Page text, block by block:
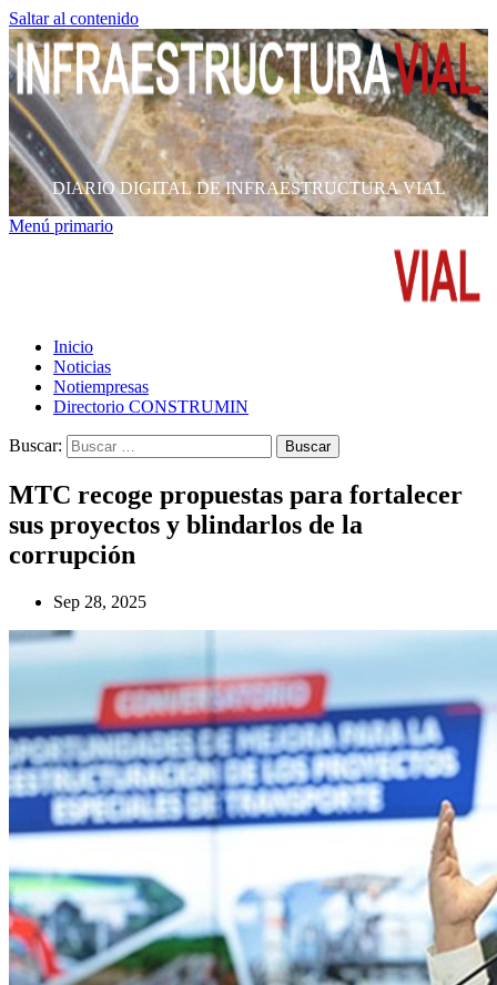
Saltar al contenido
DIARIO DIGITAL DE INFRAESTRUCTURA VIAL
Menú primario
Inicio
Noticias
Notiempresas
Directorio CONSTRUMIN
Buscar:
MTC recoge propuestas para fortalecer
sus proyectos y blindarlos de la
corrupción
Sep 28, 2025